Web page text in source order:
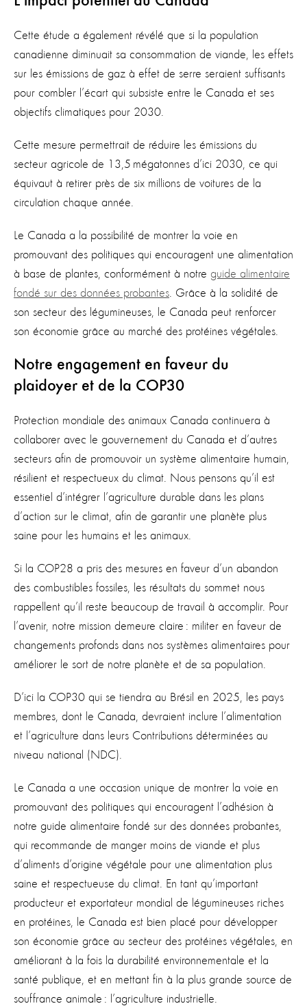
Cette étude a également révélé que si la population
canadienne diminuait sa consommation de viande, les effets
sur les émissions de gaz à effet de serre seraient suffisants
pour combler l’écart qui subsiste entre le Canada et ses
objectifs climatiques pour 2030.
Cette mesure permettrait de réduire les émissions du
secteur agricole de 13,5 mégatonnes d’ici 2030, ce qui
équivaut à retirer près de six millions de voitures de la
circulation chaque année.
Le Canada a la possibilité de montrer la voie en
promouvant des politiques qui encouragent une alimentation
à base de plantes, conformément à notre guide alimentaire
fondé sur des données probantes . Grâce à la solidité de
son secteur des légumineuses, le Canada peut renforcer
son économie grâce au marché des protéines végétales.
Notre engagement en faveur du
plaidoyer et de la COP30
Protection mondiale des animaux Canada continuera à
collaborer avec le gouvernement du Canada et d’autres
secteurs afin de promouvoir un système alimentaire humain,
résilient et respectueux du climat. Nous pensons qu’il est
essentiel d’intégrer l’agriculture durable dans les plans
d’action sur le climat, afin de garantir une planète plus
saine pour les humains et les animaux.
Si la COP28 a pris des mesures en faveur d’un abandon
des combustibles fossiles, les résultats du sommet nous
rappellent qu’il reste beaucoup de travail à accomplir. Pour
l’avenir, notre mission demeure claire : militer en faveur de
changements profonds dans nos systèmes alimentaires pour
améliorer le sort de notre planète et de sa population.
D’ici la COP30 qui se tiendra au Brésil en 2025, les pays
membres, dont le Canada, devraient inclure l’alimentation
et l’agriculture dans leurs Contributions déterminées au
niveau national (NDC).
Le Canada a une occasion unique de montrer la voie en
promouvant des politiques qui encouragent l’adhésion à
notre guide alimentaire fondé sur des données probantes,
qui recommande de manger moins de viande et plus
d’aliments d’origine végétale pour une alimentation plus
saine et respectueuse du climat. En tant qu’important
producteur et exportateur mondial de légumineuses riches
en protéines, le Canada est bien placé pour développer
son économie grâce au secteur des protéines végétales, en
améliorant à la fois la durabilité environnementale et la
santé publique, et en mettant fin à la plus grande source de
souffrance animale : l’agriculture industrielle.